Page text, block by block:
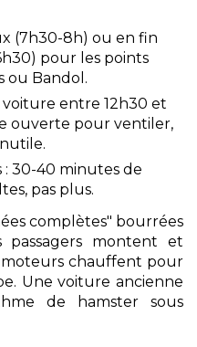
(7h30-8h) ou en fin
pour les points
ou Bandol.
voiture entre 12h30 et
ouverte pour ventiler,
: 30-40 minutes de
pas plus.
complètes" bourrées
passagers montent et
moteurs chauffent pour
Une voiture ancienne
de hamster sous